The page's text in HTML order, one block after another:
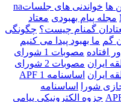
ها خواندنی های جلساتna
مجله پیام بهبودی معتاد
گمنام چيست؟ چگونگی
گم ما بهبود پیدا می کنیم
افتاده
مصوبات 1 شورای
مصوبات 2 شورای
اساسنامه 1 APF
شورا
اساسنامه
جزوه الکترونیکی پیامی